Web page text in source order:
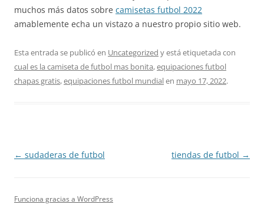
muchos más datos sobre camisetas futbol 2022
amablemente echa un vistazo a nuestro propio sitio web.
Esta entrada se publicó en Uncategorized y está etiquetada con
cual es la camiseta de futbol mas bonita,equipaciones futbol
chapas gratis,equipaciones futbol mundialen mayo 17, 2022.
Navegación
← sudaderas de futbol tiendas de futbol →
Funciona gracias a WordPress